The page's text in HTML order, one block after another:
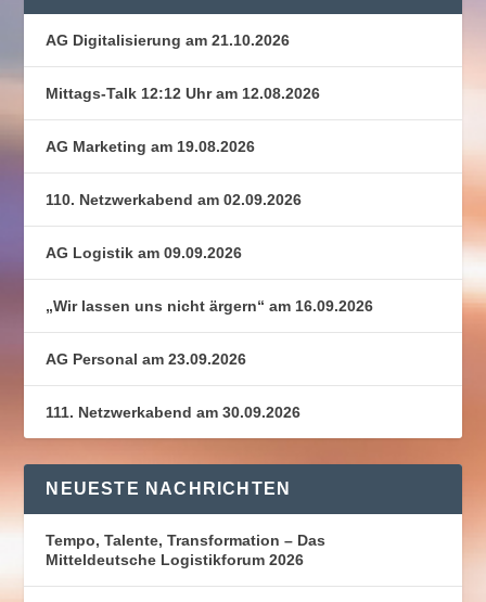
AG Digitalisierung am 21.10.2026
Mittags-Talk 12:12 Uhr am 12.08.2026
AG Marketing am 19.08.2026
110. Netzwerkabend am 02.09.2026
AG Logistik am 09.09.2026
„Wir lassen uns nicht ärgern“ am 16.09.2026
AG Personal am 23.09.2026
111. Netzwerkabend am 30.09.2026
NEUESTE NACHRICHTEN
Tempo, Talente, Transformation – Das
Mitteldeutsche Logistikforum 2026